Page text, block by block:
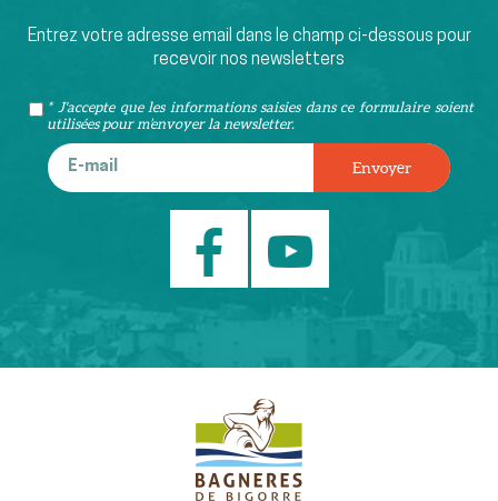
Entrez votre adresse email dans le champ ci-dessous pour
recevoir nos newsletters
* J'accepte que les informations saisies dans ce formulaire soient
utilisées pour m’envoyer la newsletter.